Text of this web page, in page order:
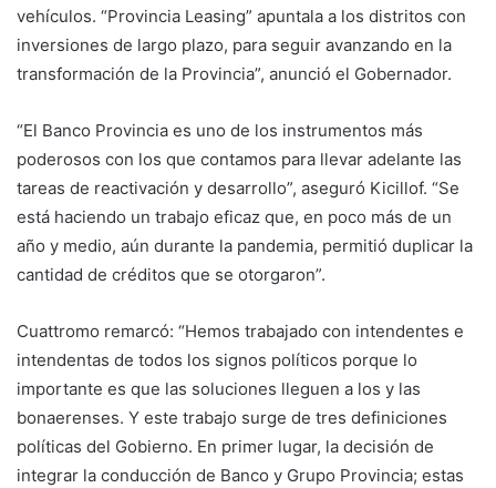
vehículos. “Provincia Leasing” apuntala a los distritos con
inversiones de largo plazo, para seguir avanzando en la
transformación de la Provincia”, anunció el Gobernador.
“El Banco Provincia es uno de los instrumentos más
poderosos con los que contamos para llevar adelante las
tareas de reactivación y desarrollo”, aseguró Kicillof. “Se
está haciendo un trabajo eficaz que, en poco más de un
año y medio, aún durante la pandemia, permitió duplicar la
cantidad de créditos que se otorgaron”.
Cuattromo remarcó: “Hemos trabajado con intendentes e
intendentas de todos los signos políticos porque lo
importante es que las soluciones lleguen a los y las
bonaerenses. Y este trabajo surge de tres definiciones
políticas del Gobierno. En primer lugar, la decisión de
integrar la conducción de Banco y Grupo Provincia; estas